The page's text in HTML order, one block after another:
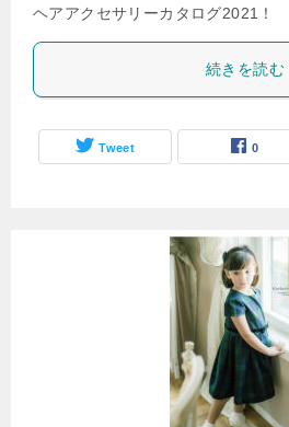
ヘアアクセサリーカタログ2021！
続きを読む
Tweet 0